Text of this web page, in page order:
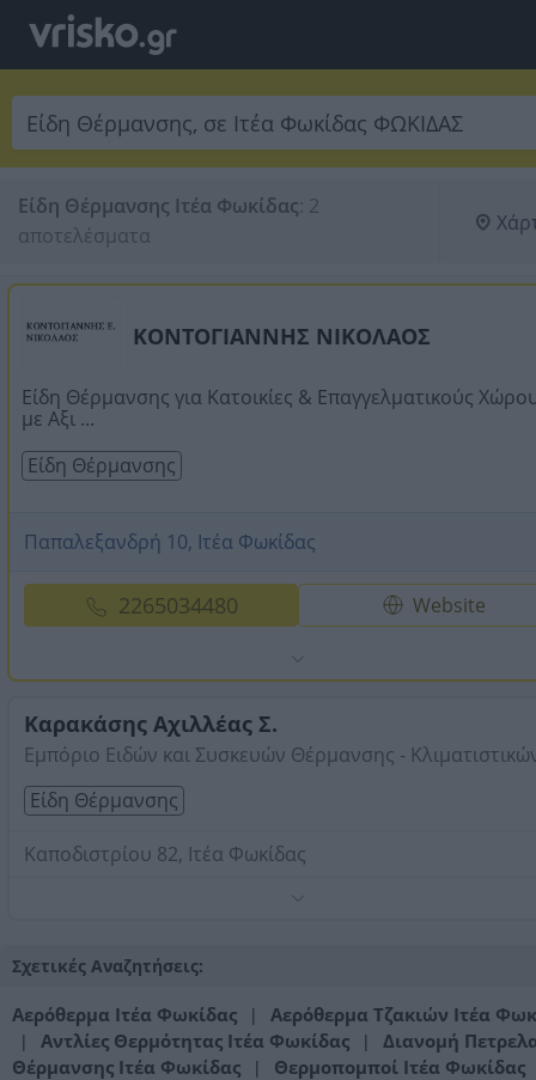
Είδη Θέρμανσης Ιτέα Φωκίδας: 2
αποτελέσματα
ΚΟΝΤΟΓΙΑΝΝΗΣ ΝΙΚΟΛΑΟΣ
Είδη Θέρμανσης για Κατοικίες & Επαγγελματικούς
με Αξι ...
Είδη Θέρμανσης
Παπαλεξανδρή 10, Ιτέα Φωκίδας
2265034480 Website
Καρακάσης Αχιλλέας Σ.
Εμπόριο Ειδών και Συσκευών Θέρμανσης -
Είδη Θέρμανσης
Καποδιστρίου 82, Ιτέα Φωκίδας
Σχετικές Αναζητήσεις:
Αερόθερμα Ιτέα Φωκίδας | Αερόθερμα Τζακιών Ιτέα
| Αντλίες Θερμότητας Ιτέα Φωκίδας |
Διανομή
Θέρμανσης Ιτέα Φωκίδας
|
Θερμοπομποί Ιτέα Φωκίδας